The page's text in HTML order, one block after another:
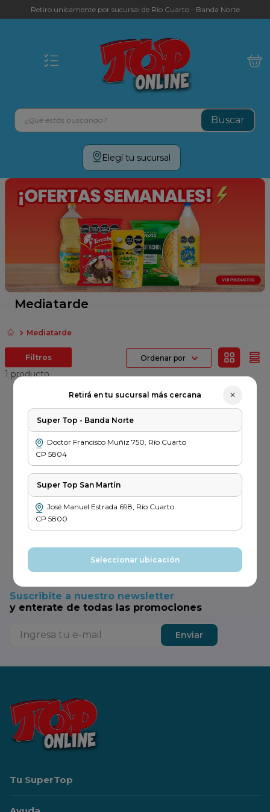
Retiro unicamente por sucursal de Rio Cuarto - Banda Norte
¿Qué estás buscando?
Elegí tu sucursal
Retirá en tu sucursal más cercana ✕
Super Top - Banda Norte
Doctor Francisco Muñiz 750, Río Cuarto
CP5804
Super Top San Martín
José Manuel Estrada 698, Río Cuarto
CP5800
Seleccionar ubicación
Mediatarde
Mediatarde
Ordenar por
1 producto
Error
cargar
la
información
de
MEDIATARDE
Galletitas
Mediatarde x 315gr
1749
PRECIO SIN IMPUESTOS
NACIONALES $ 1445
－
Suscribite a nuestro newsletter
y enterate de todas las promociones
Enviar
Tu SuperTop
Términos más buscados
yerba
galletitas
queso
arroz